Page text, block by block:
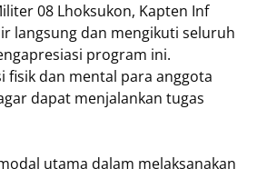
08 Lhoksukon, Kapten Inf
langsung dan mengikuti seluruh
program ini.
fisik dan mental para anggota
dapat menjalankan tugas
utama dalam melaksanakan